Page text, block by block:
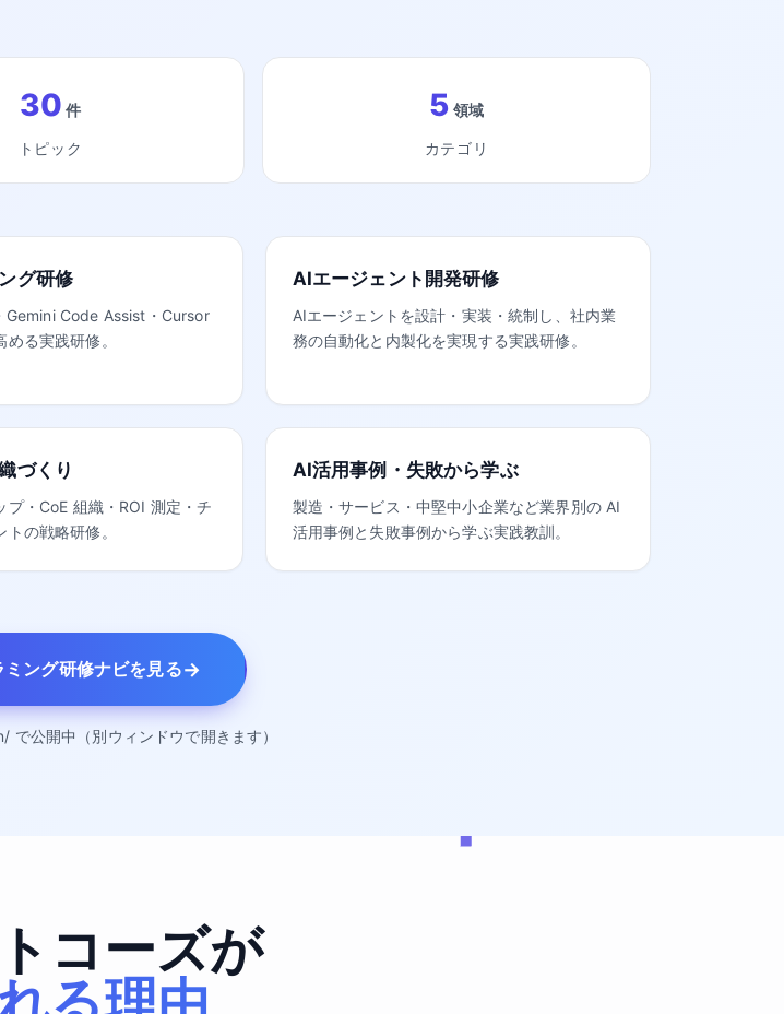
30 件
トピック
5 領域
カテゴリ
グ研修
Code Assist・Cursor
る実践研修。
AIエージェント開発研修
AIエージェントを設計・実装・統制し、社内業
務の自動化と内製化を実現する実践研修。
づくり
プ・CoE 組織・ROI 測定・チ
の戦略研修。
AI活用事例・失敗から学ぶ
製造・サービス・中堅中小企業など業界別の AI
活用事例と失敗事例から学ぶ実践教訓。
ング研修ナビを見る→
公開中（別ウィンドウで開きます）
コーズが